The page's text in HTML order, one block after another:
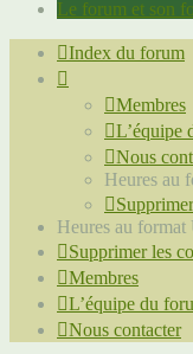
Le forum et son
Index du forum
Membres
L’équipe
Nous
Heures au
Heures au format
Supprimer les
Membres
L’équipe du
Nous contacter